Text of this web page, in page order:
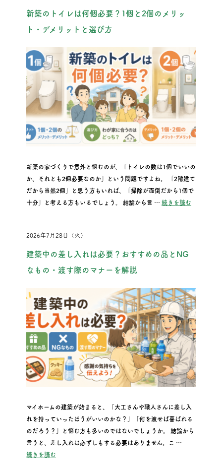
新築のトイレは何個必要？1個と2個のメリッ
ト・デメリットと選び方
新築の家づくりで意外と悩むのが、「トイレの数は1個でいいの
か、それとも2個必要なのか」という問題ですよね。 「2階建て
だから当然2個」と思う方もいれば、「掃除が面倒だから1個で
十分」と考える方もいるでしょう。 結論から言 … 続きを読む“新築のト
2026年7月28日（火）
建築中の差し入れは必要？おすすめの品とNG
なもの・渡す際のマナーを解説
マイホームの建築が始まると、「大工さんや職人さんに差し入
れを持っていったほうがいいのかな？」「何を渡せば喜ばれる
のだろう？」と悩む方も多いのではないでしょうか。 結論から
言うと、差し入れは必ずしもする必要はありません。こ …
続きを読む“建築中の差し入れは必要？おすすめの品とNGなもの・渡す